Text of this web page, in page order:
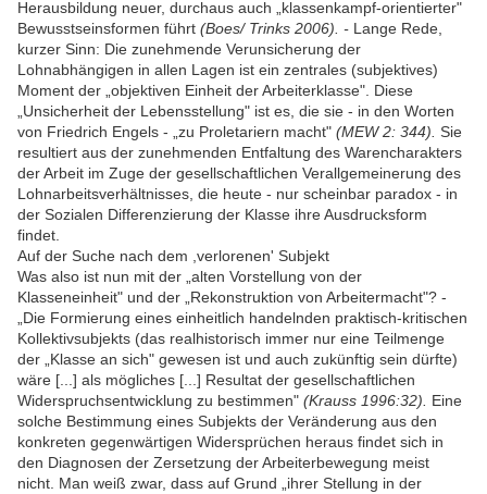
Herausbildung neuer, durchaus auch „klassenkampf-orientierter"
Bewusstseinsformen führt (Boes/ Trinks 2006). - Lange Rede,
kurzer Sinn: Die zunehmende Verunsicherung der
Lohnabhängigen in allen Lagen ist ein zentrales (subjektives)
Moment der „objektiven Einheit der Arbeiterklasse". Diese
„Unsicherheit der Lebensstellung" ist es, die sie - in den Worten
von Friedrich Engels - „zu Proletariern macht" (MEW 2: 344). Sie
resultiert aus der zunehmenden Entfaltung des Warencharakters
der Arbeit im Zuge der gesellschaftlichen Verallgemeinerung des
Lohnarbeitsverhältnisses, die heute - nur scheinbar paradox - in
der Sozialen Differenzierung der Klasse ihre Ausdrucksform
findet.
Auf der Suche nach dem ,verlorenen' Subjekt
Was also ist nun mit der „alten Vorstellung von der
Klasseneinheit" und der „Rekonstruktion von Arbeitermacht"? -
„Die Formierung eines einheitlich handelnden praktisch-kritischen
Kollektivsubjekts (das realhistorisch immer nur eine Teilmenge
der „Klasse an sich" gewesen ist und auch zukünftig sein dürfte)
wäre [...] als mögliches [...] Resultat der gesellschaftlichen
Widerspruchsentwicklung zu bestimmen" (Krauss 1996:32).
Eine
solche Bestimmung eines Subjekts der Veränderung aus den
konkreten gegenwärtigen Widersprüchen heraus findet sich in
den Diagnosen der Zersetzung der Arbeiterbewegung meist
nicht. Man weiß zwar, dass auf Grund „ihrer Stellung in der